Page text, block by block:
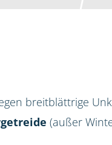
breitblättrige
(außer